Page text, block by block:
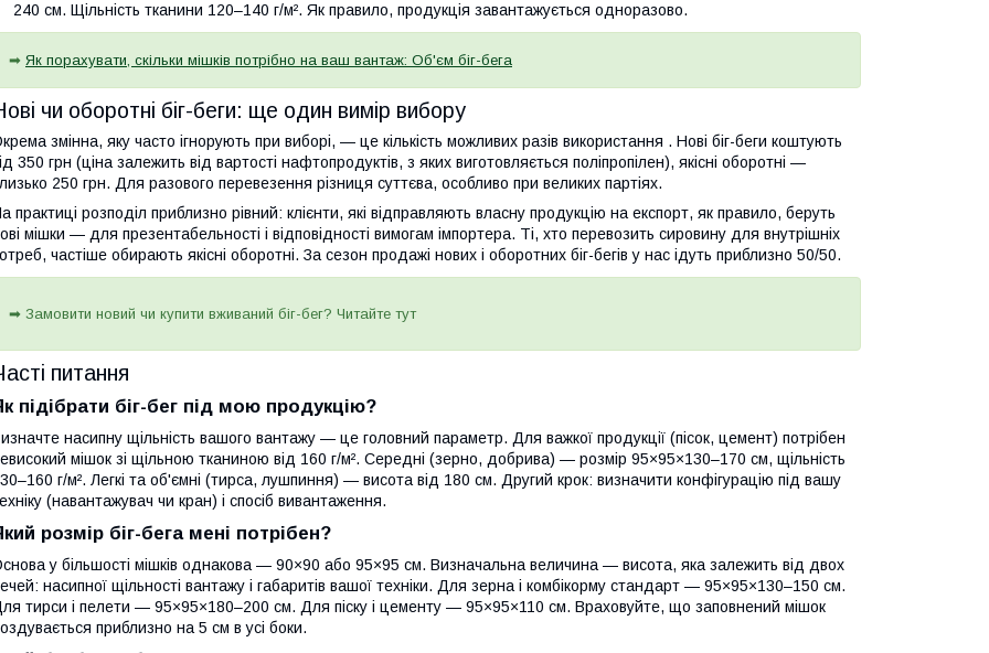
240 см. Щільність тканини 120–140 г/м². Як правило, продукція завантажується одноразово.
➡ Як порахувати, скільки мішків потрібно на ваш вантаж: Об'єм біг-бега
чи оборотні біг-беги: ще один вимір вибору
змінна, яку часто ігнорують при виборі, — це кількість можливих разів використання . Нові біг-беги коштують
350 грн (ціна залежить від вартості нафтопродуктів, з яких виготовляється поліпропілен), якісні оборотні —
250 грн. Для разового перевезення різниця суттєва, особливо при великих партіях.
практиці розподіл приблизно рівний: клієнти, які відправляють власну продукцію на експорт, як правило, беруть
мішки — для презентабельності і відповідності вимогам імпортера. Ті, хто перевозить сировину для внутрішніх
частіше обирають якісні оборотні. За сезон продажі нових і оборотних біг-бегів у нас ідуть приблизно 50/50.
➡ Замовити новий чи купити вживаний біг-бег? Читайте тут
питання
підібрати біг-бег під мою продукцію?
насипну щільність вашого вантажу — це головний параметр. Для важкої продукції (пісок, цемент) потрібен
мішок зі щільною тканиною від 160 г/м². Середні (зерно, добрива) — розмір 95×95×130–170 см, щільність
г/м². Легкі та об'ємні (тирса, лушпиння) — висота від 180 см. Другий крок: визначити конфігурацію під вашу
(навантажувач чи кран) і спосіб вивантаження.
розмір біг-бега мені потрібен?
у більшості мішків однакова — 90×90 або 95×95 см. Визначальна величина — висота, яка залежить від двох
насипної щільності вантажу і габаритів вашої техніки. Для зерна і комбікорму стандарт — 95×95×130–150 см.
тирси і пелети — 95×95×180–200 см. Для піску і цементу — 95×95×110 см. Враховуйте, що заповнений мішок
приблизно на 5 см в усі боки.